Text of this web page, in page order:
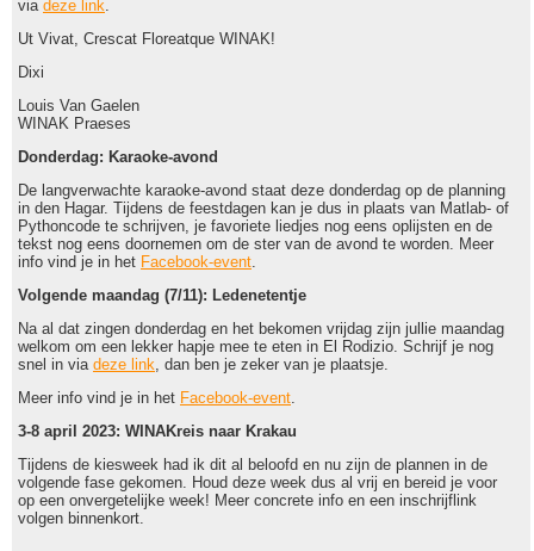
via deze link.
Ut Vivat, Crescat Floreatque WINAK!
Dixi
Louis Van Gaelen
WINAK Praeses
Donderdag: Karaoke-avond
De langverwachte karaoke-avond staat deze donderdag op de planning
in den Hagar. Tijdens de feestdagen kan je dus in plaats van Matlab- of
Pythoncode te schrijven, je favoriete liedjes nog eens oplijsten en de
tekst nog eens doornemen om de ster van de avond te worden. Meer
info vind je in het Facebook-event.
Volgende maandag (7/11): Ledenetentje
Na al dat zingen donderdag en het bekomen vrijdag zijn jullie maandag
welkom om een lekker hapje mee te eten in El Rodizio. Schrijf je nog
snel in via deze link, dan ben je zeker van je plaatsje.
Meer info vind je in het Facebook-event.
3-8 april 2023: WINAKreis naar Krakau
Tijdens de kiesweek had ik dit al beloofd en nu zijn de plannen in de
volgende fase gekomen. Houd deze week dus al vrij en bereid je voor
op een onvergetelijke week! Meer concrete info en een inschrijflink
volgen binnenkort.